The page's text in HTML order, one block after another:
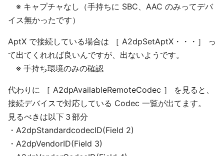
※ キャプチャなし（手持ちに SBC、AAC のみってデバ
イス無かったです）
AptX で接続している場合は ［ A2dpSetAptX・・・］ っ
て出てくれれば良いんですが、出ないようです。
※ 手持ち環境のみの確認
代わりに ［ A2dpAvailableRemoteCodec ］ を見ると、
接続デバイスで対応している Codec 一覧が出てます。
見るべきは以下３部分
・A2dpStandardcodecID(Field 2)
・A2dpVendorID(Field 3)